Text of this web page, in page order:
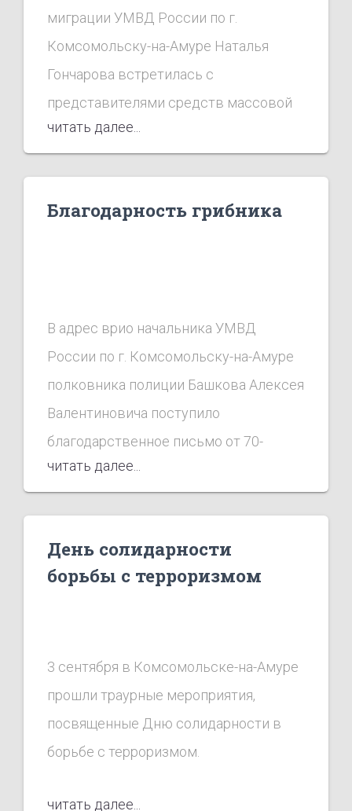
миграции УМВД России по г.
Комсомольску-на-Амуре Наталья
Гончарова встретилась с
представителями средств массовой
информации. Темой брифинга стала
незаконная миграция в городе.
читать далее...
Благодарность грибника
В адрес врио начальника УМВД
России по г. Комсомольску-на-Амуре
полковника полиции Башкова Алексея
Валентиновича поступило
благодарственное письмо от 70-
летнего комсомольчанина.
читать далее...
День солидарности
борьбы с терроризмом
3 сентября в Комсомольске-на-Амуре
прошли траурные мероприятия,
посвященные Дню солидарности в
борьбе с терроризмом.
читать далее...